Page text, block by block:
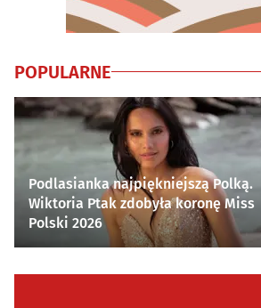
POPULARNE
Podlasianka najpiękniejszą Polką.
Wiktoria Ptak zdobyła koronę Miss
Polski 2026